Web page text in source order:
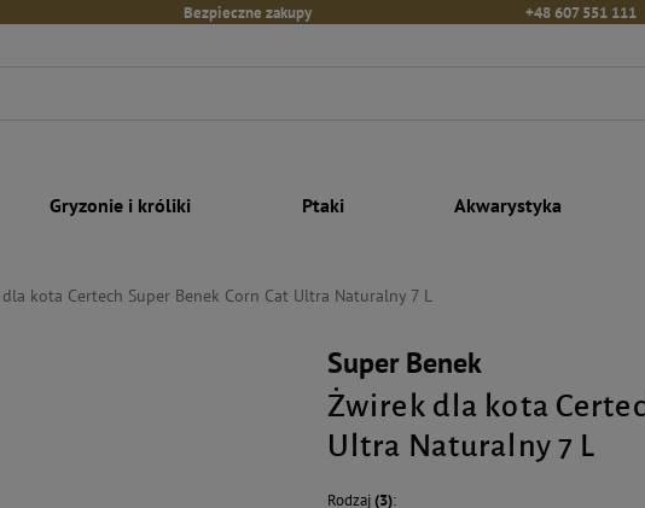
Bezpieczne zakupy +48 607 551 111
Gryzonie i króliki Ptaki Akwarystyka
kota Certech Super Benek Corn Cat Ultra Naturalny 7 L
Super Benek
Żwirek dla kota
Ultra Naturalny 7 L
Rodzaj(3)